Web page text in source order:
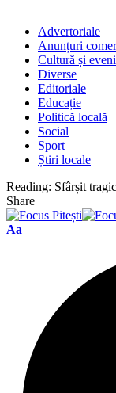
Advertoriale
Anunțuri
Cultură și
Diverse
Editoriale
Educație
Politică locală
Social
Sport
Știri locale
Reading: Sfârșit
Share
Font
Aa